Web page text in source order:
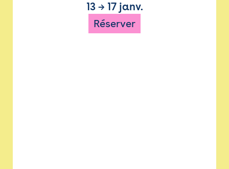
13→ 17 janv.
Réserver